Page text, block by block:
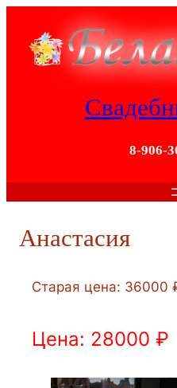
содержимому
8-906-
Анастасия
Старая цена: 36000
Цена: 28000 ₽